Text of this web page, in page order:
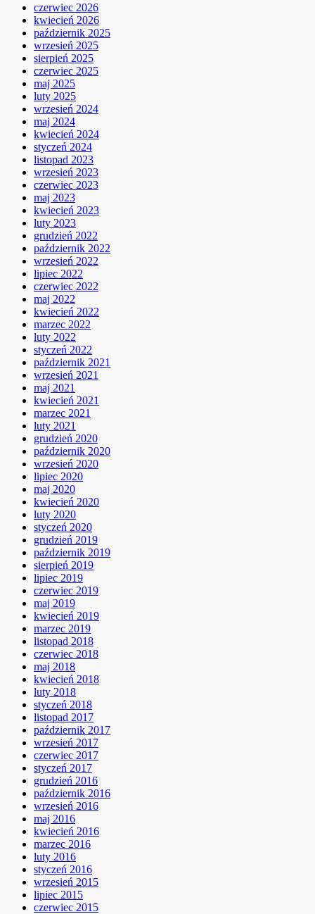
czerwiec 2026
kwiecień 2026
październik 2025
wrzesień 2025
sierpień 2025
czerwiec 2025
maj 2025
luty 2025
wrzesień 2024
maj 2024
kwiecień 2024
styczeń 2024
listopad 2023
wrzesień 2023
czerwiec 2023
maj 2023
kwiecień 2023
luty 2023
grudzień 2022
październik 2022
wrzesień 2022
lipiec 2022
czerwiec 2022
maj 2022
kwiecień 2022
marzec 2022
luty 2022
styczeń 2022
październik 2021
wrzesień 2021
maj 2021
kwiecień 2021
marzec 2021
luty 2021
grudzień 2020
październik 2020
wrzesień 2020
lipiec 2020
maj 2020
kwiecień 2020
luty 2020
styczeń 2020
grudzień 2019
październik 2019
sierpień 2019
lipiec 2019
czerwiec 2019
maj 2019
kwiecień 2019
marzec 2019
listopad 2018
czerwiec 2018
maj 2018
kwiecień 2018
luty 2018
styczeń 2018
listopad 2017
październik 2017
wrzesień 2017
czerwiec 2017
styczeń 2017
grudzień 2016
październik 2016
wrzesień 2016
maj 2016
kwiecień 2016
marzec 2016
luty 2016
styczeń 2016
wrzesień 2015
lipiec 2015
czerwiec 2015